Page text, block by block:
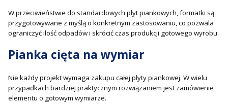
W przeciwieństwie do standardowych płyt piankowych, formatki są
przygotowywane z myślą o konkretnym zastosowaniu, co pozwala
ograniczyć ilość odpadów i skrócić czas produkcji gotowego wyrobu.
Pianka cięta na wymiar
Nie każdy projekt wymaga zakupu całej płyty piankowej. W wielu
przypadkach bardziej praktycznym rozwiązaniem jest zamówienie
elementu o gotowym wymiarze.